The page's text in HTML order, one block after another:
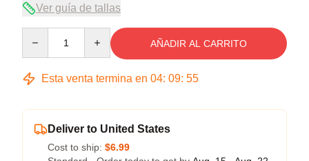
Ver guía de tallas
AÑADIR AL CARRITO
Esta venta termina en 04: 09: 54
Deliver to United States
Cost to ship: $6.99